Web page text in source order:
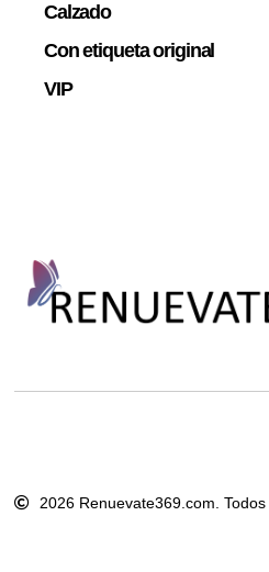
Calzado
Con etiqueta original
VIP
2026 Renuevate369.com.